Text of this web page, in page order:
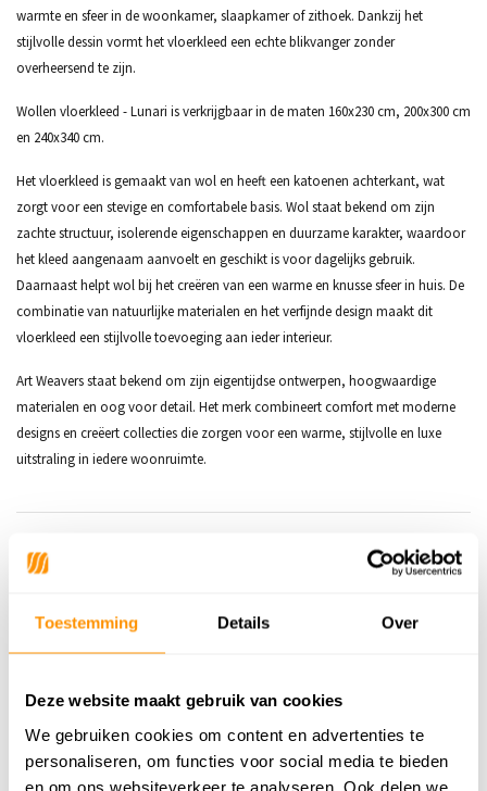
Toestemming Details Over
Deze website maakt gebruik van cookies
We gebruiken cookies om content en advertenties te
personaliseren, om functies voor social media te bieden
en om ons websiteverkeer te analyseren. Ook delen we
warmte en sfeer in de woonkamer, slaapkamer of zithoek. Dankzij het
stijlvolle dessin vormt het vloerkleed een echte blikvanger zonder
overheersend te zijn.
Wollen vloerkleed - Lunari is verkrijgbaar in de maten 160x230 cm, 200x300 cm
en 240x340 cm.
Het vloerkleed is gemaakt van wol en heeft een katoenen achterkant, wat
zorgt voor een stevige en comfortabele basis. Wol staat bekend om zijn
zachte structuur, isolerende eigenschappen en duurzame karakter, waardoor
het kleed aangenaam aanvoelt en geschikt is voor dagelijks gebruik.
Daarnaast helpt wol bij het creëren van een warme en knusse sfeer in huis. De
combinatie van natuurlijke materialen en het verfijnde design maakt dit
vloerkleed een stijlvolle toevoeging aan ieder interieur.
Art Weavers staat bekend om zijn eigentijdse ontwerpen, hoogwaardige
materialen en oog voor detail. Het merk combineert comfort met moderne
designs en creëert collecties die zorgen voor een warme, stijlvolle en luxe
uitstraling in iedere woonruimte.
Gewicht 3,20kg/m²